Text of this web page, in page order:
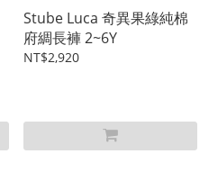
Stube Luca 奇異果綠純棉
府綢長褲 2~6Y
NT$2,920